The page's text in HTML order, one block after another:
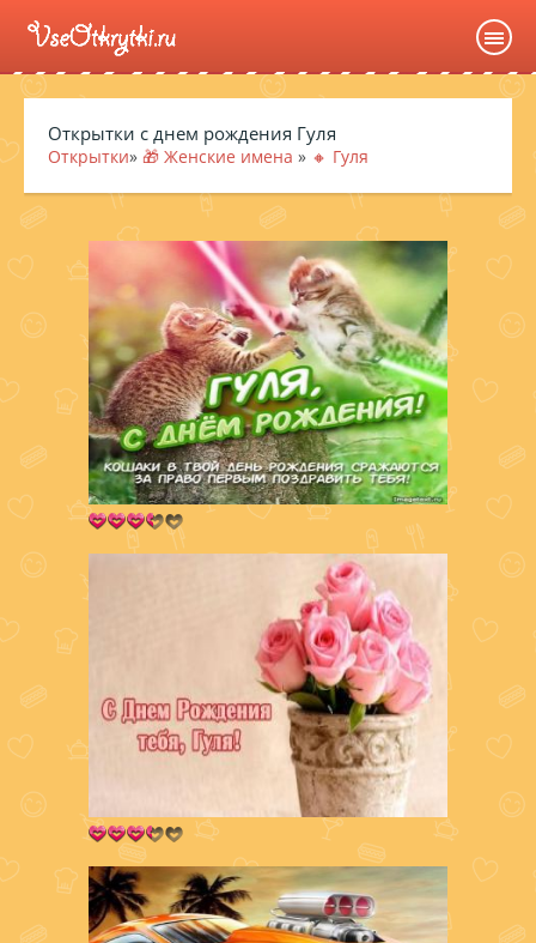
Открытки с днем рождения Гуля
Открытки» 🎁 Женские имена » 🔸 Гуля